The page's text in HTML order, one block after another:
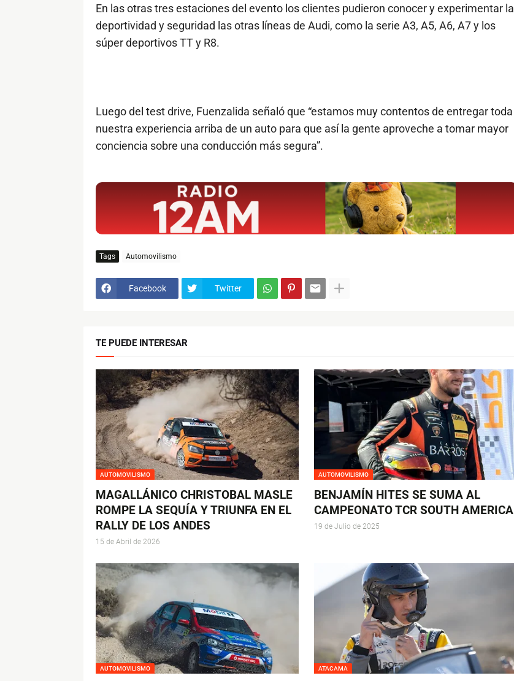
En las otras tres estaciones del evento los clientes pudieron conocer y experimentar la
deportividad y seguridad las otras líneas de Audi, como la serie A3, A5, A6, A7 y los
súper deportivos TT y R8.
Luego del test drive, Fuenzalida señaló que “estamos muy contentos de entregar toda
nuestra experiencia arriba de un auto para que así la gente aproveche a tomar mayor
conciencia sobre una conducción más segura”.
Tags Automovilismo
Facebook Twitter
TE PUEDE INTERESAR
AUTOMOVILISMO
MAGALLÁNICO CHRISTOBAL MASLE
ROMPE LA SEQUÍA Y TRIUNFA EN EL
RALLY DE LOS ANDES
15 de Abril de 2026
AUTOMOVILISMO
BENJAMÍN HITES SE SUMA AL
CAMPEONATO TCR SOUTH AMERICA
19 de Julio de 2025
AUTOMOVILISMO ATACAMA